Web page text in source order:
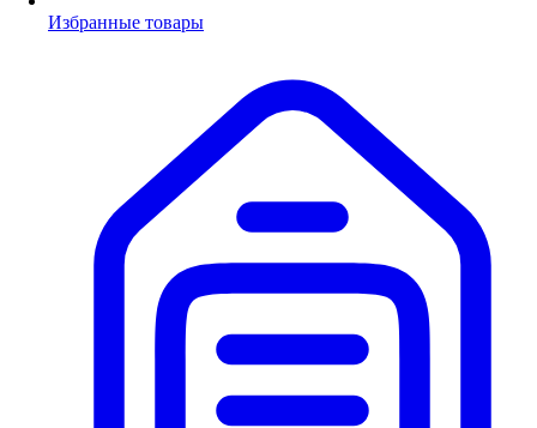
Избранные товары